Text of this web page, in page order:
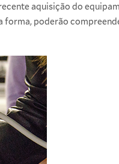
aquisição do
poderão